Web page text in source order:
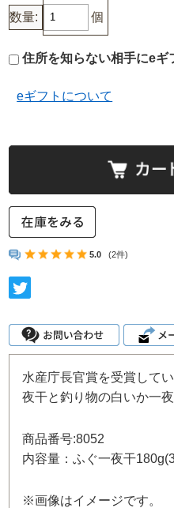
数量: 個
住所を知らない相手にeギ
eギフトについて
5.0 (2件)
水産庁長官賞を受賞して
夜干と釣り物の白いか一
商品番号:8052
内容量：ふぐ一夜干
※画像はイメージです。